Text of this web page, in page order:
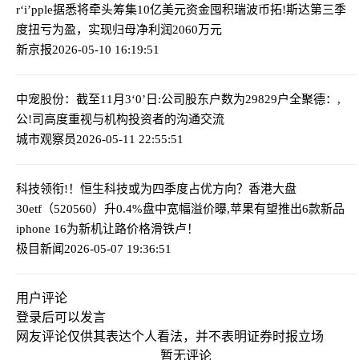
r‘i’pple据悉将牵头筹集10亿美元资金囤积瑞波币拓!斯达第三季
度扭亏为盈，实现归母净利润2060万元
新京报2026-05-10 16:19:51
中宠股份：截至11月3‘0’日:公司股东户数为29829户全聚德：,
公!司高度重视与机构投资者的沟通交流
城市观察员2026-05-11 22:55:51
科技领衔!！恒生科技或为四季度占优方向？香港大盘
30etf（520560）升0.4%盘中宽幅溢价曝,苹果有望推出6款新品
iphone 16为新机让路价格滑铁卢！
极目新闻2026-05-07 19:36:51
用户评论
登录后可以发言
网友评论仅供其表达个人看法，并不表明证券时报立场
暂无评论